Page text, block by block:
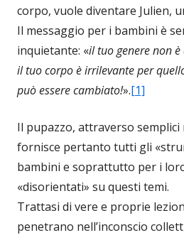
corpo, vuole diventare Julien,
Il messaggio per i bambini è
inquietante: «il tuo genere non
il tuo corpo è irrilevante per
può essere cambiato!».[1]
Il pupazzo, attraverso semplici
fornisce pertanto tutti gli
bambini e soprattutto per i
«disorientati» su questi temi.
Trattasi di vere e proprie
penetrano nell’inconscio